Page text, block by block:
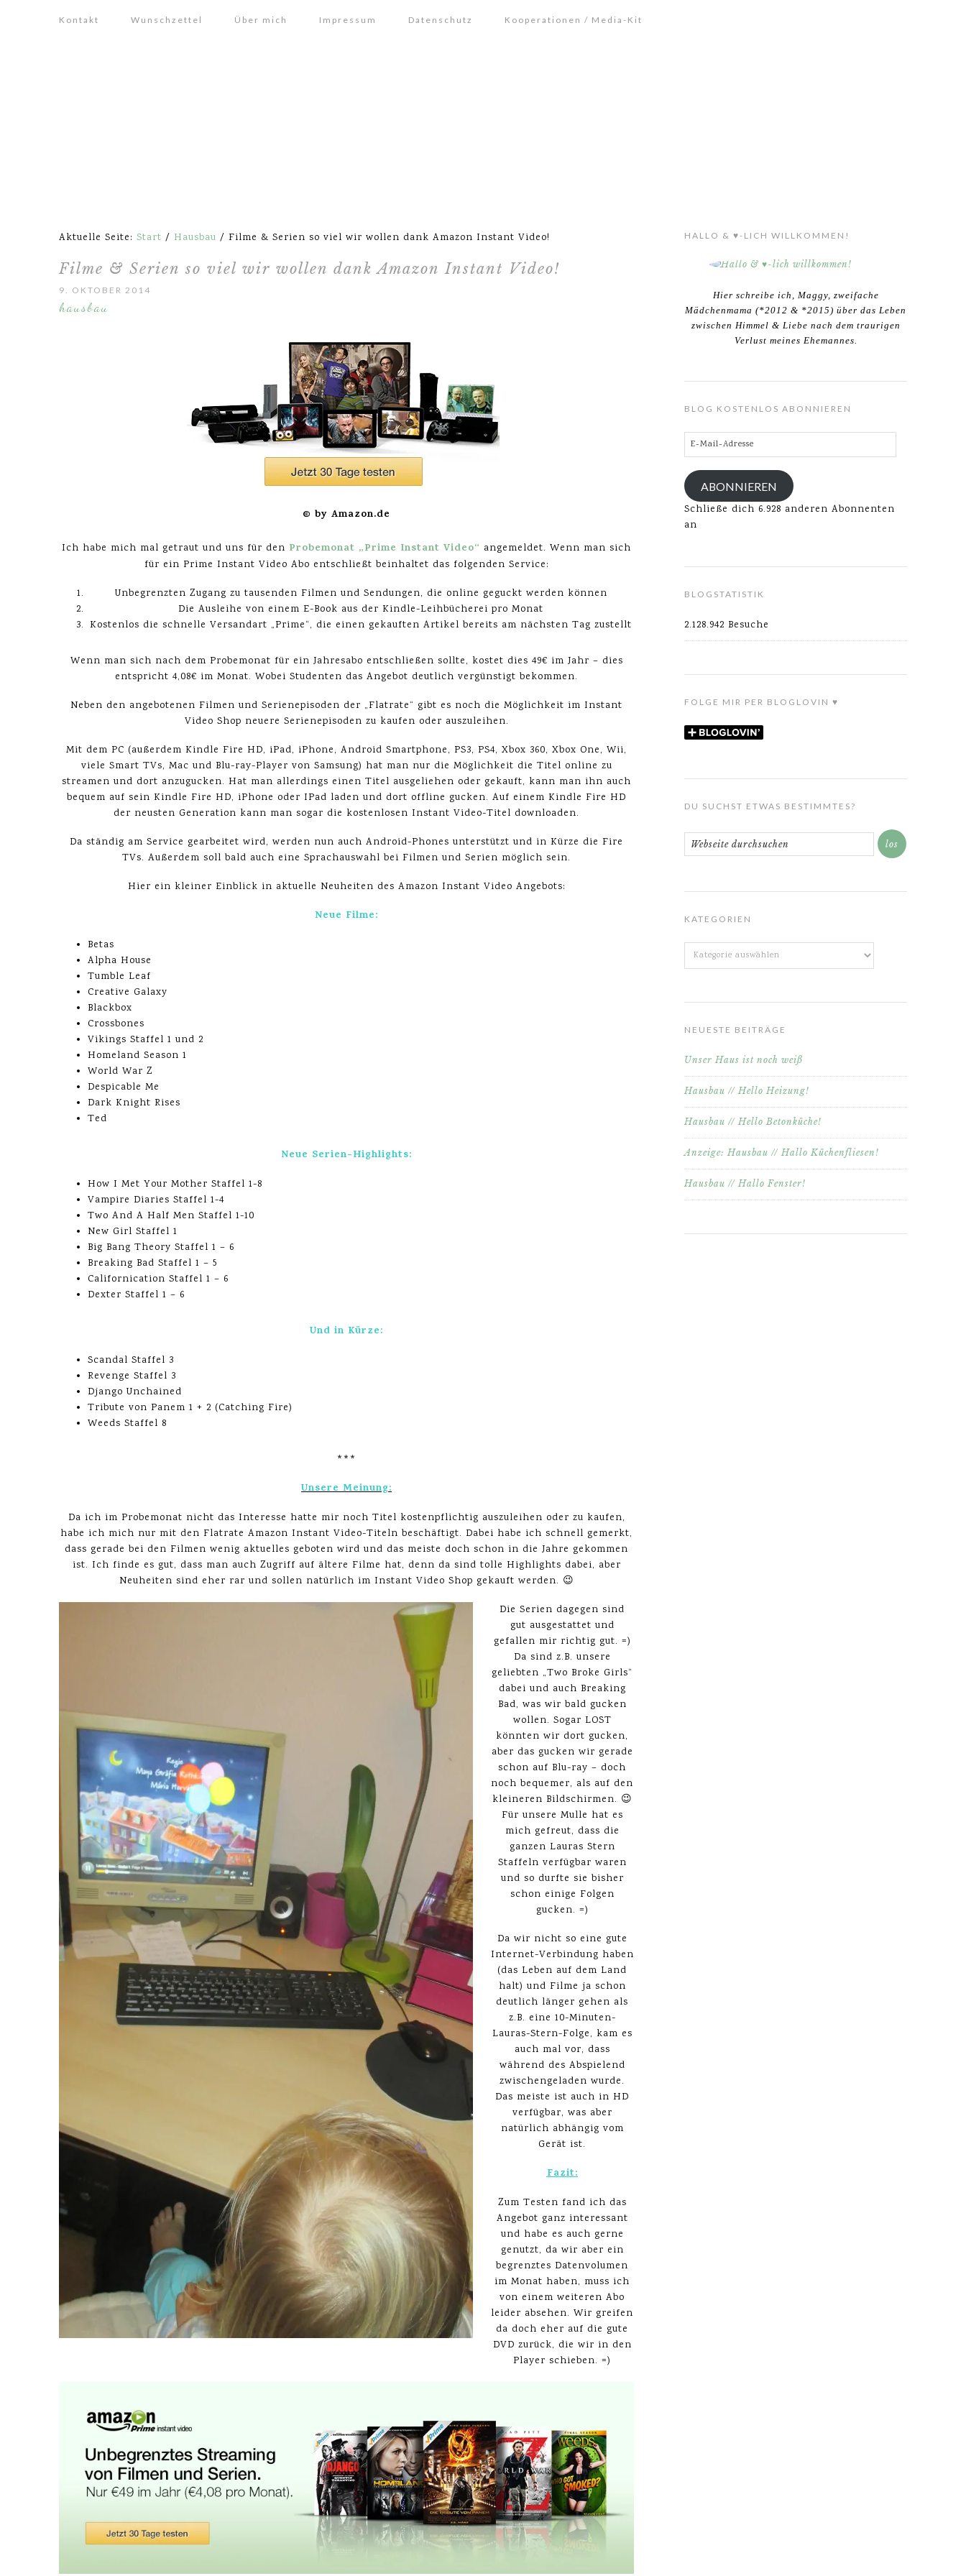
Kontakt Wunschzettel Über mich Impressum Datenschutz Kooperationen / Media-Kit
Aktuelle Seite: Start / Hausbau / Filme & Serien so viel wir wollen dank Amazon Instant Video!
Filme & Serien so viel wir wollen dank Amazon Instant Video!
9. OKTOBER 2014
hausbau
© by Amazon.de
Ich habe mich mal getraut und uns für den Probemonat „Prime Instant Video“ angemeldet. Wenn man sich
für ein Prime Instant Video Abo entschließt beinhaltet das folgenden Service:
Unbegrenzten Zugang zu tausenden Filmen und Sendungen, die online geguckt werden können
Die Ausleihe von einem E-Book aus der Kindle-Leihbücherei pro Monat
Kostenlos die schnelle Versandart „Prime“, die einen gekauften Artikel bereits am nächsten Tag zustellt
Wenn man sich nach dem Probemonat für ein Jahresabo entschließen sollte, kostet dies 49€ im Jahr – dies
entspricht 4,08€ im Monat. Wobei Studenten das Angebot deutlich vergünstigt bekommen.
Neben den angebotenen Filmen und Serienepisoden der „Flatrate“ gibt es noch die Möglichkeit im Instant
Video Shop neuere Serienepisoden zu kaufen oder auszuleihen.
Mit dem PC (außerdem Kindle Fire HD, iPad, iPhone, Android Smartphone, PS3, PS4, Xbox 360, Xbox One, Wii,
viele Smart TVs, Mac und Blu-ray-Player von Samsung) hat man nur die Möglichkeit die Titel online zu
streamen und dort anzugucken. Hat man allerdings einen Titel ausgeliehen oder gekauft, kann man ihn auch
bequem auf sein Kindle Fire HD, iPhone oder IPad laden und dort offline gucken. Auf einem Kindle Fire HD
der neusten Generation kann man sogar die kostenlosen Instant Video-Titel downloaden.
Da ständig am Service gearbeitet wird, werden nun auch Android-Phones unterstützt und in Kürze die Fire
TVs. Außerdem soll bald auch eine Sprachauswahl bei Filmen und Serien möglich sein.
Hier ein kleiner Einblick in aktuelle Neuheiten des Amazon Instant Video Angebots:
Neue Filme:
Betas
Alpha House
Tumble Leaf
Creative Galaxy
Blackbox
Crossbones
Vikings Staffel 1 und 2
Homeland Season 1
World War Z
Despicable Me
Dark Knight Rises
Ted
Neue Serien-Highlights:
How I Met Your Mother Staffel 1-8
Vampire Diaries Staffel 1-4
Two And A Half Men Staffel 1-10
New Girl Staffel 1
Big Bang Theory Staffel 1 – 6
Breaking Bad Staffel 1 – 5
Californication Staffel 1 – 6
Dexter Staffel 1 – 6
Und in Kürze:
Scandal Staffel 3
Revenge Staffel 3
Django Unchained
Tribute von Panem 1 + 2 (Catching Fire)
Weeds Staffel 8
***
Unsere Meinung:
Da ich im Probemonat nicht das Interesse hatte mir noch Titel kostenpflichtig auszuleihen oder zu kaufen,
habe ich mich nur mit den Flatrate Amazon Instant Video-Titeln beschäftigt. Dabei habe ich schnell gemerkt,
dass gerade bei den Filmen wenig aktuelles geboten wird und das meiste doch schon in die Jahre gekommen
ist. Ich finde es gut, dass man auch Zugriff auf ältere Filme hat, denn da sind tolle Highlights dabei, aber
Neuheiten sind eher rar und sollen natürlich im Instant Video Shop gekauft werden. 😉
Die Serien dagegen sind
gut ausgestattet und
gefallen mir richtig gut. =)
Da sind z.B. unsere
geliebten „Two Broke Girls“
dabei und auch Breaking
Bad, was wir bald gucken
wollen. Sogar LOST
könnten wir dort gucken,
aber das gucken wir gerade
schon auf Blu-ray – doch
noch bequemer, als auf den
kleineren Bildschirmen. 😉
Für unsere Mulle hat es
mich gefreut, dass die
ganzen Lauras Stern
Staffeln verfügbar waren
und so durfte sie bisher
schon einige Folgen
gucken. =)
Da wir nicht so eine gute
Internet-Verbindung haben
(das Leben auf dem Land
halt) und Filme ja schon
deutlich länger gehen als
z.B. eine 10-Minuten-
Lauras-Stern-Folge, kam es
auch mal vor, dass
während des Abspielend
zwischengeladen wurde.
Das meiste ist auch in HD
verfügbar, was aber
natürlich abhängig vom
Gerät ist.
Fazit:
Zum Testen fand ich das
Angebot ganz interessant
und habe es auch gerne
genutzt, da wir aber ein
begrenztes Datenvolumen
im Monat haben, muss ich
von einem weiteren Abo
leider absehen. Wir greifen
da doch eher auf die gute
DVD zurück, die wir in den
Player schieben. =)
HALLO & ♥-LICH WILLKOMMEN!
Hier schreibe ich, Maggy, zweifache
Mädchenmama (*2012 & *2015) über das Leben
zwischen Himmel & Liebe nach dem traurigen
Verlust meines Ehemannes.
BLOG KOSTENLOS ABONNIEREN
E-
Mail-
Adresse
ABONNIEREN
Schließe dich 6.928 anderen Abonnenten
an
BLOGSTATISTIK
2.128.942 Besuche
FOLGE MIR PER BLOGLOVIN ♥
DU SUCHST ETWAS BESTIMMTES?
KATEGORIEN
Kategorien
NEUESTE BEITRÄGE
Unser Haus ist noch weiß
Hausbau // Hello Heizung!
Hausbau // Hello Betonküche!
Anzeige: Hausbau // Hallo Küchenfliesen!
Hausbau // Hallo Fenster!